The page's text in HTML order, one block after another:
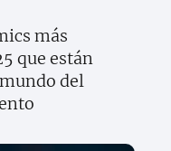
más
que están
del